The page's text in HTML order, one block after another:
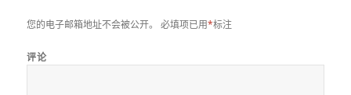
您的电子邮箱地址不会被公开。 必填项已用*标注
评论